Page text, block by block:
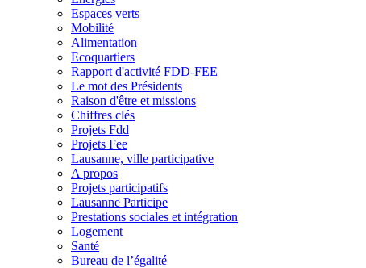
Espaces verts
Mobilité
Alimentation
Ecoquartiers
Rapport d'activité FDD-FEE
Le mot des Présidents
Raison d'être et missions
Chiffres clés
Projets Fdd
Projets Fee
Lausanne, ville participative
A propos
Projets participatifs
Lausanne Participe
Prestations sociales et intégration
Logement
Santé
Bureau de l’égalité